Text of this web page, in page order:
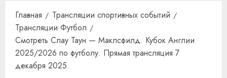
Главная
Трансляции спортивных событий
Трансляции Футбол
Смотреть Слау Таун — Маклсфилд. Кубок Англии
2025/2026 по футболу. Прямая трансляция 7
декабря 2025.